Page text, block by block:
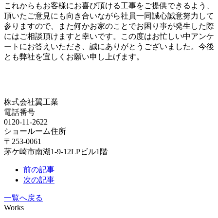
これからもお客様にお喜び頂ける工事をご提供できるよう、
頂いたご意見にも向き合いながら社員一同誠心誠意努力して
参りますので、また何かお家のことでお困り事が発生した際
にはご相談頂けますと幸いです。この度はお忙しい中アンケ
ートにお答えいただき、誠にありがとうございました。今後
とも弊社を宜しくお願い申し上げます。
株式会社翼工業
電話番号
0120-11-2622
ショールーム住所
〒253-0061
茅ケ崎市南湖1-9-12LPビル1階
前の記事
次の記事
一覧へ戻る
Works